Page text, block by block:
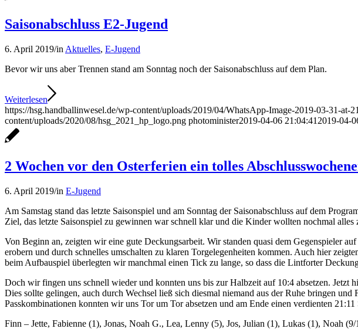
Saisonabschluss E2-Jugend
6. April 2019/in Aktuelles, E-Jugend
Bevor wir uns aber Trennen stand am Sonntag noch der Saisonabschluss auf dem Plan.
Weiterlesen
https://hsg.handballinwesel.de/wp-content/uploads/2019/04/WhatsApp-Image-2019-03-31-at-
content/uploads/2020/08/hsg_2021_hp_logo.png photominister2019-04-06 21:04:41 2019-04-
2 Wochen vor den Osterferien ein tolles
6. April 2019/in E-Jugend
Am Samstag stand das letzte Saisonspiel und am Sonntag der Saisonabschluss auf dem
Ziel, das letzte Saisonspiel zu gewinnen war schnell klar und die Kinder wollten nochmal alles
Von Beginn an, zeigten wir eine gute Deckungsarbeit. Wir standen quasi dem Gegenspieler
erobern und durch schnelles umschalten zu klaren Torgelegenheiten kommen. Auch hier
beim Aufbauspiel überlegten wir manchmal einen Tick zu lange, so dass die Lintforter
Doch wir fingen uns schnell wieder und konnten uns bis zur Halbzeit auf 10:4 absetzen. Jetzt
Dies sollte gelingen, auch durch Wechsel ließ sich diesmal niemand aus der Ruhe bringen
Passkombinationen konnten wir uns Tor um Tor absetzen und am Ende einen verdienten 21:11
Finn – Jette, Fabienne (1), Jonas, Noah G., Lea, Lenny (5), Jos, Julian (1), Lukas (1), Noah